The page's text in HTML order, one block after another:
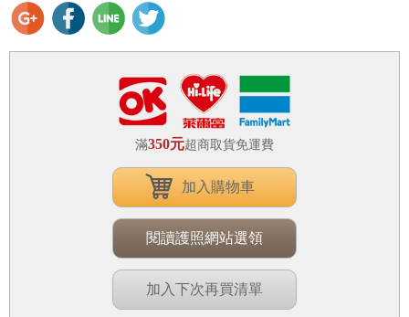
滿350元超商取貨免運費
加入購物車
閱讀護照網站選領
加入下次再買清單